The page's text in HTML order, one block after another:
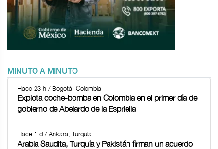
MINUTO A MINUTO
Hace 23 h / Bogotá, Colombia
Explota coche-bomba en Colombia en el primer día de
gobierno de Abelardo de la Espriella
Hace 1 d / Ankara, Turquía
Arabia Saudita, Turquía y Pakistán firman un acuerdo